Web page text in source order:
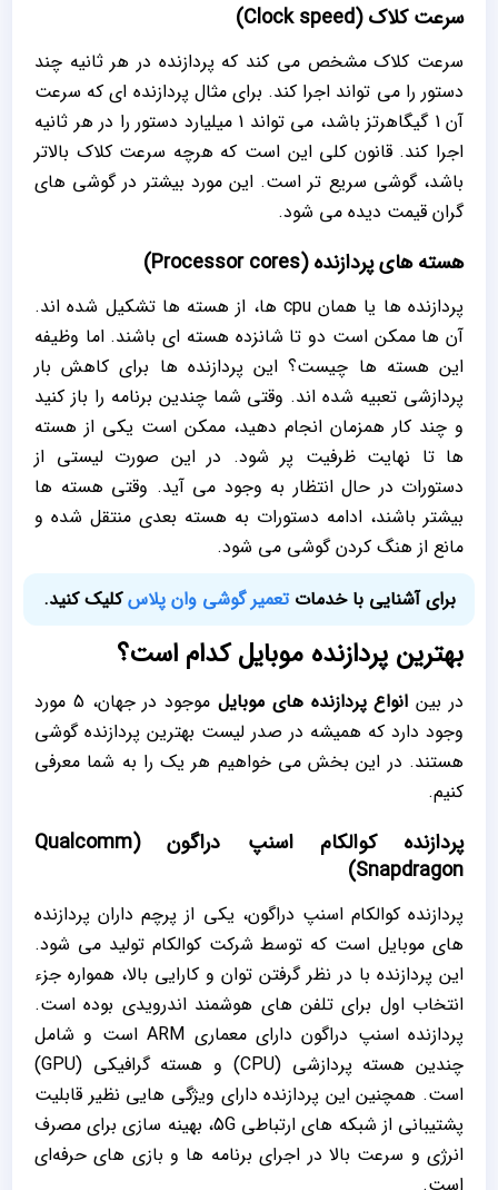
سرعت کلاک (Clock speed)
سرعت کلاک مشخص می کند که پردازنده در هر ثانیه چند
دستور را می تواند اجرا کند. برای مثال پردازنده ای که سرعت
آن 1 گیگاهرتز باشد، می تواند 1 میلیارد دستور را در هر ثانیه
اجرا کند. قانون کلی این است که هرچه سرعت کلاک بالاتر
باشد، گوشی سریع تر است. این مورد بیشتر در گوشی های
گران قیمت دیده می شود.
هسته های پردازنده (Processor cores)
پردازنده ها یا همان cpu ها، از هسته ها تشکیل شده اند.
آن ها ممکن است دو تا شانزده هسته ای باشند. اما وظیفه
این هسته ها چیست؟ این پردازنده ها برای کاهش بار
پردازشی تعبیه شده اند. وقتی شما چندین برنامه را باز کنید
و چند کار همزمان انجام دهید، ممکن است یکی از هسته
ها تا نهایت ظرفیت پر شود. در این صورت لیستی از
دستورات در حال انتظار به وجود می آید. وقتی هسته ها
بیشتر باشند، ادامه دستورات به هسته بعدی منتقل شده و
مانع از هنگ کردن گوشی می شود.
برای آشنایی با خدماتتعمیر گوشی وان پلاسکلیک کنید.
بهترین پردازنده موبایل کدام است؟
در بین انواع پردازنده های موبایل
موجود در جهان، 5 مورد
وجود دارد که همیشه در صدر لیست بهترین پردازنده گوشی
هستند. در این بخش می خواهیم هر یک را به شما معرفی
کنیم.
پردازنده کوالکام اسنپ دراگون (Qualcomm
Snapdragon)
پردازنده کوالکام اسنپ دراگون، یکی از پرچم داران پردازنده
های موبایل است که توسط شرکت کوالکام تولید می شود.
این پردازنده با در نظر گرفتن توان و کارایی بالا، همواره جزء
انتخاب اول برای تلفن های هوشمند اندرویدی بوده است.
پردازنده اسنپ دراگون دارای معماری ARM است و شامل
چندین هسته پردازشی (CPU) و هسته گرافیکی (GPU)
است. همچنین این پردازنده دارای ویژگی هایی نظیر قابلیت
پشتیبانی از شبکه های ارتباطی 5G، بهینه سازی برای مصرف
انرژی و سرعت بالا در اجرای برنامه ها و بازی های حرفه‌ای